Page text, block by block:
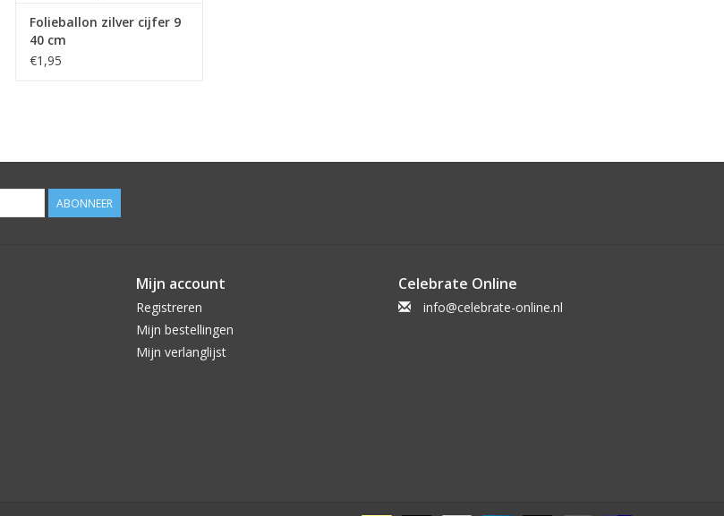
Folieballon zilver cijfer 9
40 cm
€1,95
ABONNEER
Mijn account
Registreren
Mijn bestellingen
Mijn verlanglijst
Celebrate Online
info@celebrate-online.nl